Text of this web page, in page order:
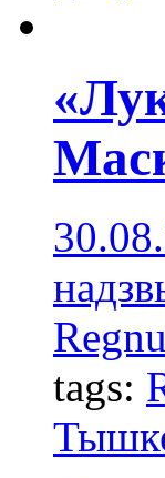
tags: